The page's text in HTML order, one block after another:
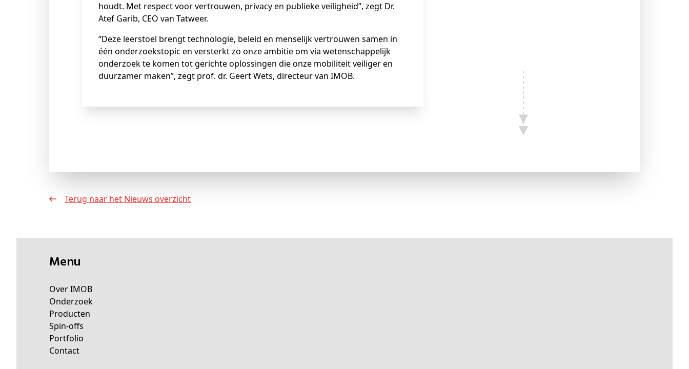
houdt. Met respect voor vertrouwen, privacy en publieke veiligheid”, zegt Dr.
Atef Garib, CEO van Tatweer.
“Deze leerstoel brengt technologie, beleid en menselijk vertrouwen samen in
één onderzoekstopic en versterkt zo onze ambitie om via wetenschappelijk
onderzoek te komen tot gerichte oplossingen die onze mobiliteit veiliger en
duurzamer maken”, zegt prof. dr. Geert Wets, directeur van IMOB.
Terug naar het Nieuws overzicht
Menu
Over IMOB
Onderzoek
Producten
Spin-offs
Portfolio
Contact